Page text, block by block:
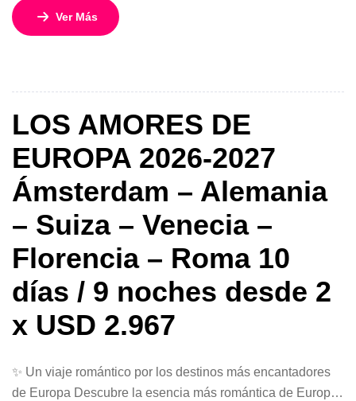
Norwegian Epic, uno de los barcos más emblemáticos de
la naviera Norwegian Cruise Line. Este itinerario especial
entre cultura, mar y entretenimiento de primer […]
Ver Más
LOS AMORES DE
EUROPA 2026-2027
Ámsterdam – Alemania
– Suiza – Venecia –
Florencia – Roma 10
días / 9 noches desde 2
x USD 2.967
✨ Un viaje romántico por los destinos más encantadores
de Europa Descubre la esencia más romántica de Europa